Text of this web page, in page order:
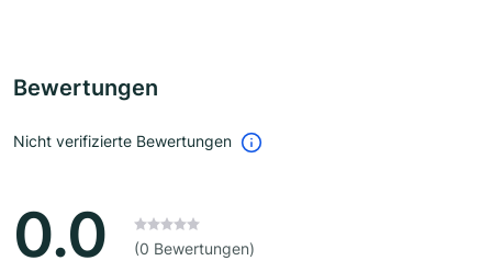
Bewertungen
Nicht verifizierte Bewertungen
0.0 (0 Bewertungen)